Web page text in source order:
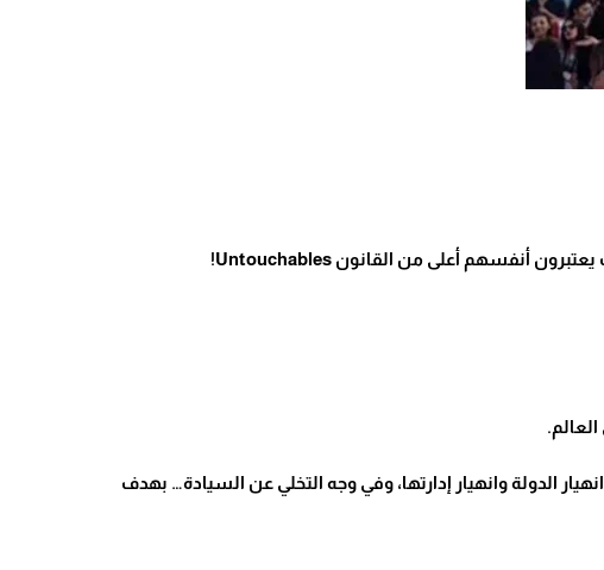
أنفسهم أعلى من القانون
.
الدولة وانهيار إدارتها، وفي وجه التخلي عن السيادة… بهدف